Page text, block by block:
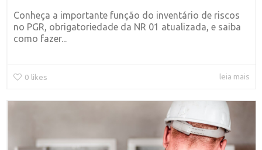
Conheça a importante função do inventário de riscos
no PGR, obrigatoriedade da NR 01 atualizada, e saiba
como fazer...
0 likes leia mais